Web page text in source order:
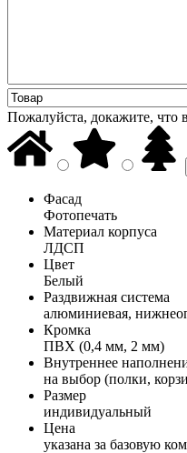
Пожалуйста, докажите, что
Фасад
Фотопечать
Материал корпуса
ЛДСП
Цвет
Белый
Раздвижная система
алюминиевая,
Кромка
ПВХ (0,4 мм, 2 мм)
Внутреннее
на выбор (полки,
Размер
индивидуальный
Цена
указана за базовую